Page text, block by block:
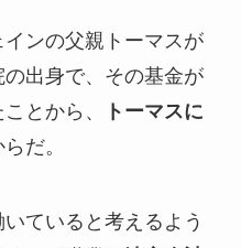
ンの父親トーマスが
出身で、その基金が
とから、
トーマスに
だ。
ていると考えるよう